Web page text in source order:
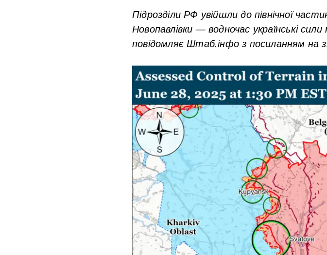
Підрозділи РФ увійшли до північної
Новопавлівки — водночас українські
повідомляє Штаб.інфо з посиланням на